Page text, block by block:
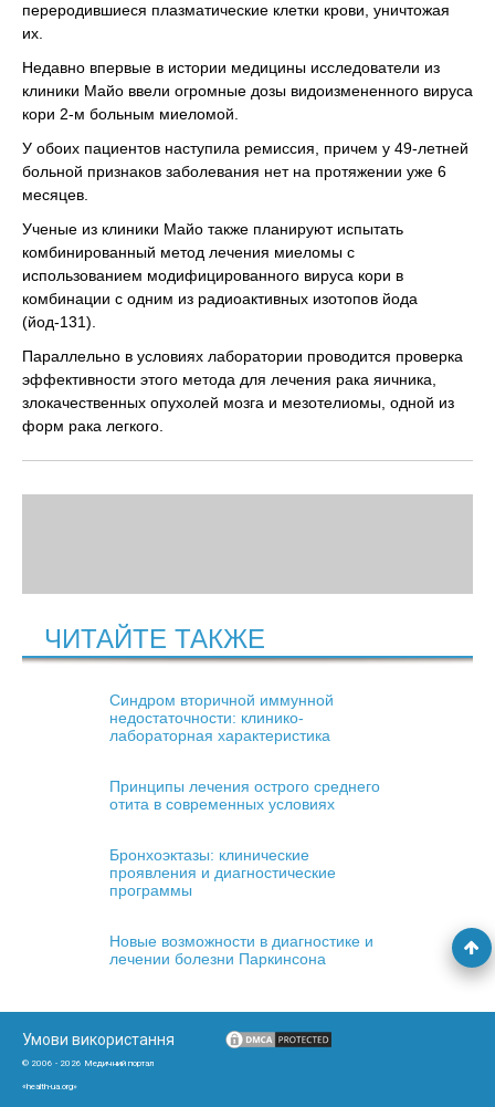
переродившиеся плазматические клетки крови, уничтожая
их.
Недавно впервые в истории медицины исследователи из
клиники Майо ввели огромные дозы видоизмененного вируса
кори 2-м больным миеломой.
У обоих пациентов наступила ремиссия, причем у 49-летней
больной признаков заболевания нет на протяжении уже 6
месяцев.
Ученые из клиники Майо также планируют испытать
комбинированный метод лечения миеломы с
использованием модифицированного вируса кори в
комбинации с одним из радиоактивных изотопов йода
(йод-131).
Параллельно в условиях лаборатории проводится проверка
эффективности этого метода для лечения рака яичника,
злокачественных опухолей мозга и мезотелиомы, одной из
форм рака легкого.
ЧИТАЙТЕ ТАКЖЕ
Синдром вторичной иммунной
недостаточности: клинико-
лабораторная характеристика
Принципы лечения острого среднего
отита в современных условиях
Бронхоэктазы: клинические
проявления и диагностические
программы
Новые возможности в диагностике и
лечении болезни Паркинсона
Умови використання
© 2006 - 2026 Медичний портал
«health-ua.org»